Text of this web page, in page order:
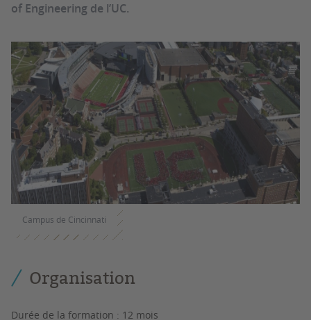
of Engineering de l’UC.
Campus de Cincinnati
Organisation
Durée de la formation : 12 mois